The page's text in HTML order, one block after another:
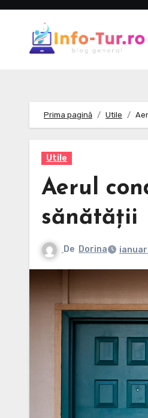
Skip
content
Prima pagină Utile
Utile
Aerul
sănătății
De Dorina